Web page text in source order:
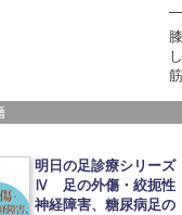
―
明日の足診療シリーズ
Ⅳ 足の外傷・絞扼性
神経障害、糖尿病足の